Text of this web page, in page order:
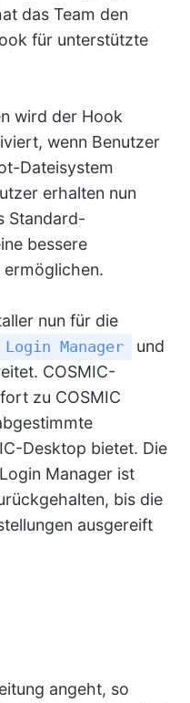
das Team den
für unterstützte
wird der Hook
wenn Benutzer
Dateisystem
erhalten nun
Standard-
bessere
nun für die
Login Manager und
COSMIC-
zu COSMIC
Desktop bietet. Die
Manager ist
bis die
ausgereift
angeht, so